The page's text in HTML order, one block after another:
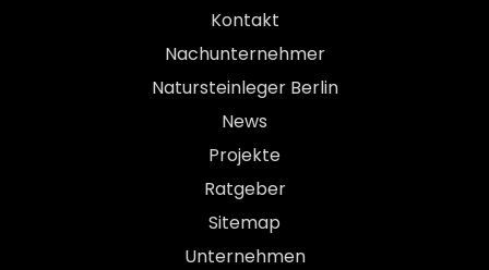
Kontakt
Nachunternehmer
Natursteinleger Berlin
News
Projekte
Ratgeber
Sitemap
Unternehmen